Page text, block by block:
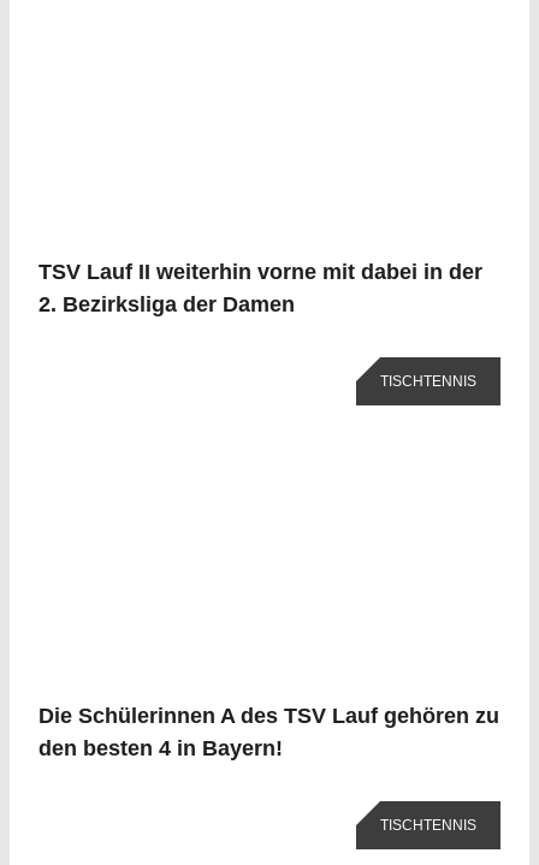
TSV Lauf II weiterhin vorne mit dabei in der
2. Bezirksliga der Damen
TISCHTENNIS
Die Schülerinnen A des TSV Lauf gehören zu
den besten 4 in Bayern!
TISCHTENNIS